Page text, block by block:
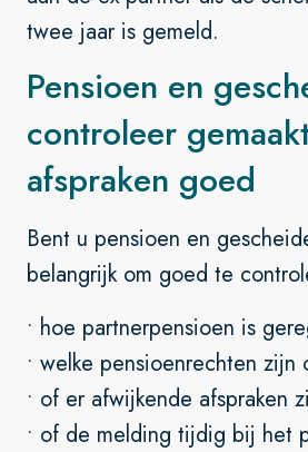
twee jaar is gemeld.
Pensioen en
controleer
afspraken goed
Bent u pensioen en
belangrijk om goed te
• hoe partnerpensioen is
• welke pensioenrechten zijn
• of er afwijkende afspraken
• of de melding tijdig bij het